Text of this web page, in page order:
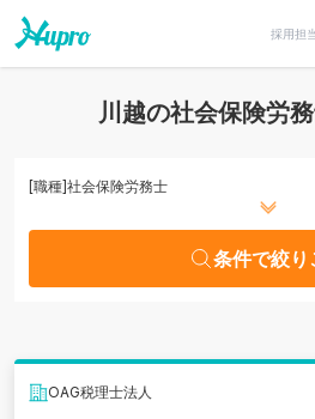
採用担
川越の社会保険労
[職種]社会保険労務士
条件で絞り
OAG税理士法人